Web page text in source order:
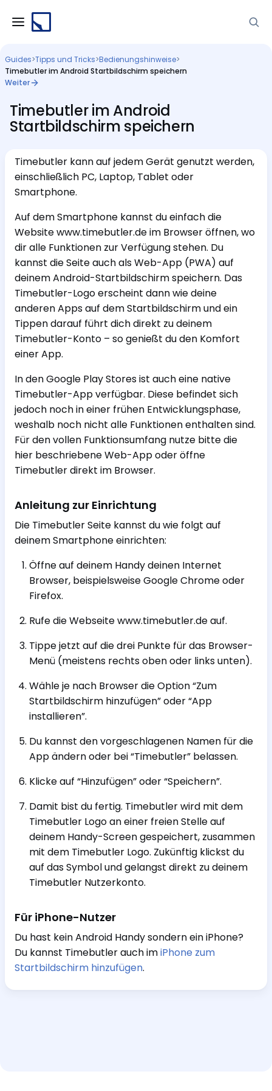
Guides>Tipps und Tricks>Bedienungshinweise>
Timebutler im Android Startbildschirm speichern
Weiter
Timebutler im Android
Startbildschirm speichern
Timebutler kann auf jedem Gerät genutzt werden,
einschließlich PC, Laptop, Tablet oder
Smartphone.
Auf dem Smartphone kannst du einfach die
Website www.timebutler.de im Browser öffnen, wo
dir alle Funktionen zur Verfügung stehen. Du
kannst die Seite auch als Web-App (PWA) auf
deinem Android-Startbildschirm speichern. Das
Timebutler-Logo erscheint dann wie deine
anderen Apps auf dem Startbildschirm und ein
Tippen darauf führt dich direkt zu deinem
Timebutler-Konto – so genießt du den Komfort
einer App.
In den Google Play Stores ist auch eine native
Timebutler-App verfügbar. Diese befindet sich
jedoch noch in einer frühen Entwicklungsphase,
weshalb noch nicht alle Funktionen enthalten sind.
Für den vollen Funktionsumfang nutze bitte die
hier beschriebene Web-App oder öffne
Timebutler direkt im Browser.
Anleitung zur Einrichtung
Die Timebutler Seite kannst du wie folgt auf
deinem Smartphone einrichten:
Öffne auf deinem Handy deinen Internet
Browser, beispielsweise Google Chrome oder
Firefox.
Rufe die Webseite www.timebutler.de auf.
Tippe jetzt auf die drei Punkte für das Browser-
Menü (meistens rechts oben oder links unten).
Wähle je nach Browser die Option “Zum
Startbildschirm hinzufügen” oder “App
installieren”.
Du kannst den vorgeschlagenen Namen für die
App ändern oder bei “Timebutler” belassen.
Klicke auf “Hinzufügen” oder “Speichern”.
Damit bist du fertig. Timebutler wird mit dem
Timebutler Logo an einer freien Stelle auf
deinem Handy-Screen gespeichert, zusammen
mit dem Timebutler Logo. Zukünftig klickst du
auf das Symbol und gelangst direkt zu deinem
Timebutler Nutzerkonto.
Für iPhone-Nutzer
Du hast kein Android Handy sondern ein iPhone?
Du kannst Timebutler auch imiPhone zum
Startbildschirm hinzufügen.